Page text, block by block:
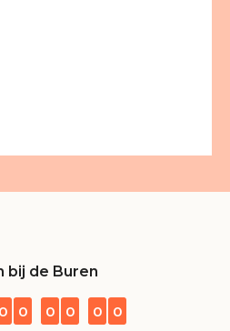
bij de Buren
0 0 0 0 0 0